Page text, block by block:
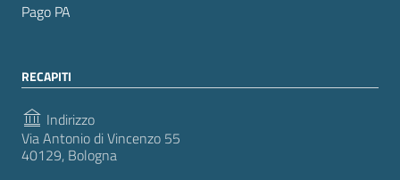
Pago PA
RECAPITI
Indirizzo
Via Antonio di Vincenzo 55
40129, Bologna